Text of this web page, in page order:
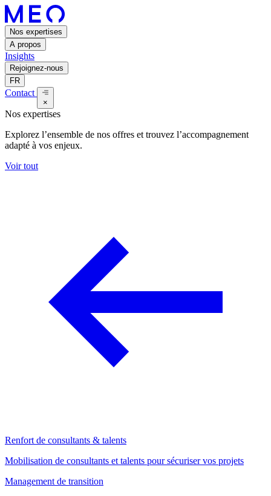
Nos expertises
A propos
Insights
Rejoignez-nous
FR
Contact
×
Nos expertises
Explorez l’ensemble de nos offres et trouvez l’accompagnement
adapté à vos enjeux.
Voir tout
Renfort de consultants & talents
Mobilisation de consultants et talents pour sécuriser vos projets
Management de transition